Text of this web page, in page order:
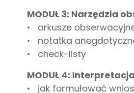
MODUŁ 3: Narzędzia
• arkusze
• notatka
• check-listy
MODUŁ 4:
• jak formułować